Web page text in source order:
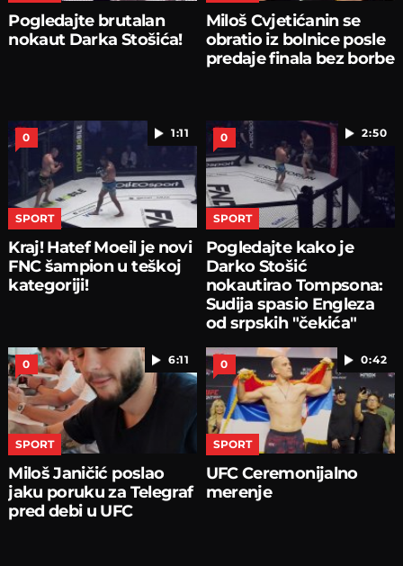
Pogledajte brutalan
nokaut Darka Stošića!
Miloš Cvjetićanin se
obratio iz bolnice posle
predaje finala bez borbe
1:11
0
SPORT
Kraj! Hatef Moeil je novi
FNC šampion u teškoj
kategoriji!
2:50
0
SPORT
Pogledajte kako je
Darko Stošić
nokautirao Tompsona:
Sudija spasio Engleza
od srpskih "čekića"
6:11
0
SPORT
Miloš Janičić poslao
jaku poruku za Telegraf
pred debi u UFC
0:42
0
SPORT
UFC Ceremonijalno
merenje